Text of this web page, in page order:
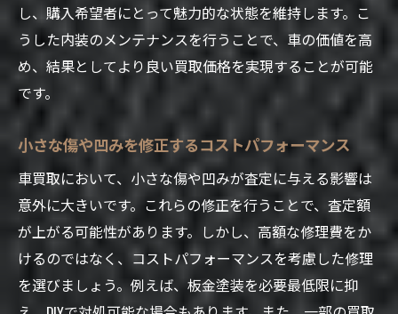
し、購入希望者にとって魅力的な状態を維持します。こ
うした内装のメンテナンスを行うことで、車の価値を高
め、結果としてより良い買取価格を実現することが可能
です。
小さな傷や凹みを修正するコストパフォーマンス
車買取において、小さな傷や凹みが査定に与える影響は
意外に大きいです。これらの修正を行うことで、査定額
が上がる可能性があります。しかし、高額な修理費をか
けるのではなく、コストパフォーマンスを考慮した修理
を選びましょう。例えば、板金塗装を必要最低限に抑